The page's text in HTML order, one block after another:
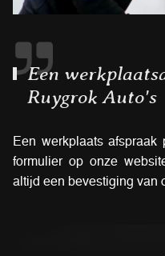
Een
Ruygrok Auto's
Een werkplaats
formulier op onze
altijd een bevestiging van